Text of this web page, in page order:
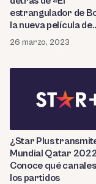
estrangulador de
la nueva película de
Disney+! ¿Qué le
asesino y por qué
26 marzo, 2023
¿Star Plus
Mundial Qatar
Conoce qué
los partidos